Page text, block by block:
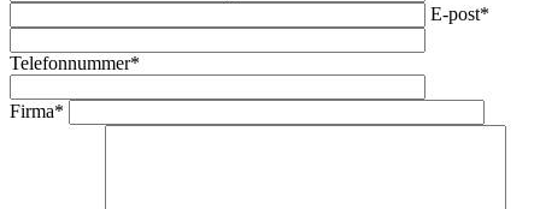
E-post*
Telefonnummer*
Firma*